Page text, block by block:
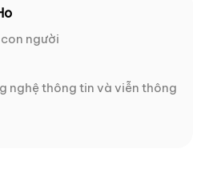
người
nghệ thông tin và viễn thông